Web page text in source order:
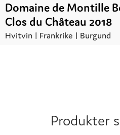
Domaine de Montille
Clos du Château 2018
Hvitvin | Frankrike | Burgund
Produkter